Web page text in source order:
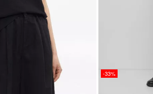
-33%